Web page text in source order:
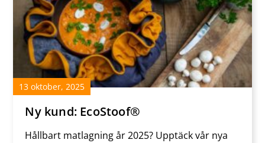
13 oktober,2025
Ny kund: EcoStoof®
Hållbart matlagning år 2025? Upptäck vår nya